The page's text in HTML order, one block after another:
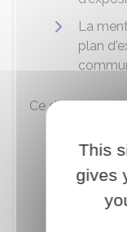
La
plan
Ce document
(DDT)
à
de
This
gives